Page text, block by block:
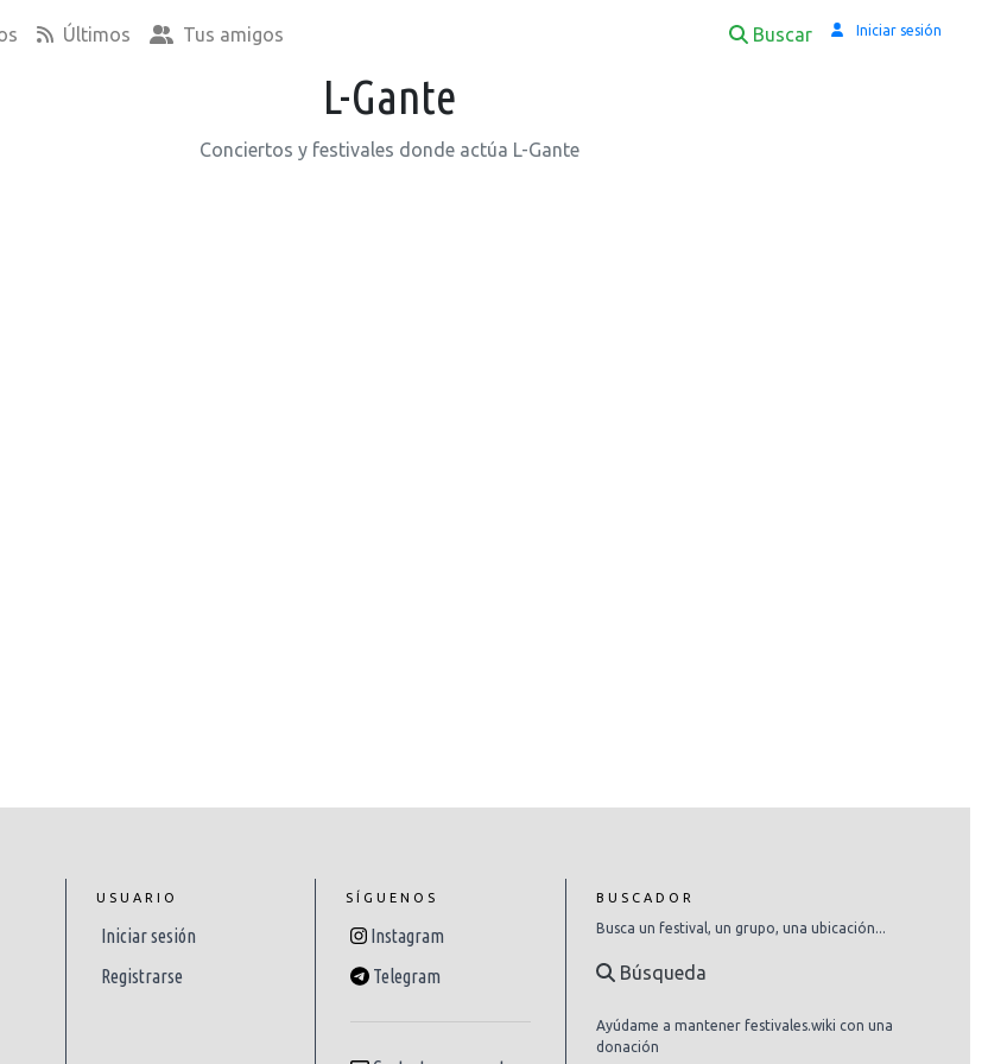
Últimos Tus amigos Buscar Iniciar sesión
L-Gante
Conciertos y festivales donde actúa L-Gante
USUARIO
Iniciar sesión
Registrarse
SÍGUENOS
Instagram
Telegram
BUSCADOR
Busca un festival, un grupo, una ubicación...
Búsqueda
Ayúdame a mantener festivales.wiki con una
donación